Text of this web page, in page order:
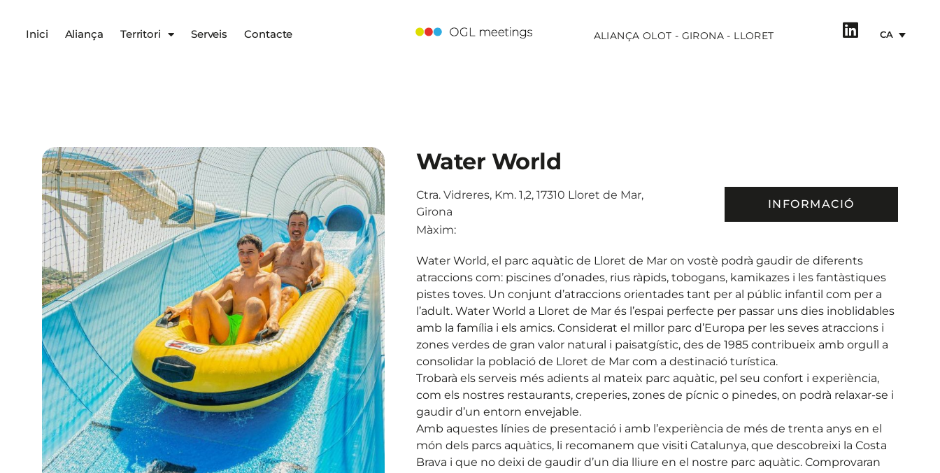
Inici Aliança Territori Serveis Contacte ALIANÇA OLOT - GIRONA - LLORET CA
Water World
Ctra. Vidreres, Km. 1,2, 17310 Lloret de Mar,
Girona
INFORMACIÓ
Màxim:
Water World, el parc aquàtic de Lloret de Mar on vostè podrà gaudir de diferents
atraccions com: piscines d’onades, rius ràpids, tobogans, kamikazes i les fantàstiques
pistes toves. Un conjunt d’atraccions orientades tant per al públic infantil com per a
l’adult. Water World a Lloret de Mar és l’espai perfecte per passar uns dies inoblidables
amb la família i els amics. Considerat el millor parc d’Europa per les seves atraccions i
zones verdes de gran valor natural i paisatgístic, des de 1985 contribueix amb orgull a
consolidar la població de Lloret de Mar com a destinació turística.
Trobarà els serveis més adients al mateix parc aquàtic, pel seu confort i experiència,
com els nostres restaurants, creperies, zones de pícnic o pinedes, on podrà relaxar-se i
gaudir d’un entorn envejable.
Amb aquestes línies de presentació i amb l’experiència de més de trenta anys en el
món dels parcs aquàtics, li recomanem que visiti Catalunya, que descobreixi la Costa
Brava i que no deixi de gaudir d’un dia lliure en el nostre parc aquàtic. Comprovaran